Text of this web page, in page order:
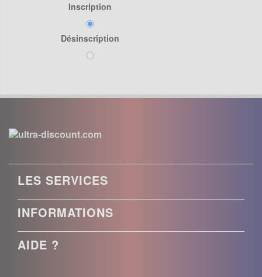
Inscription
Désinscription
LES SERVICES
INFORMATIONS
AIDE ?